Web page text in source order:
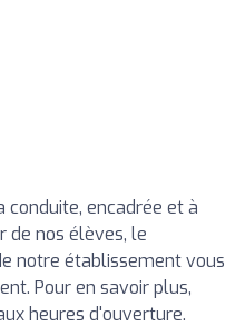
encadrée et à
de nos élèves, le
notre établissement vous
Pour en savoir plus,
heures d'ouverture.